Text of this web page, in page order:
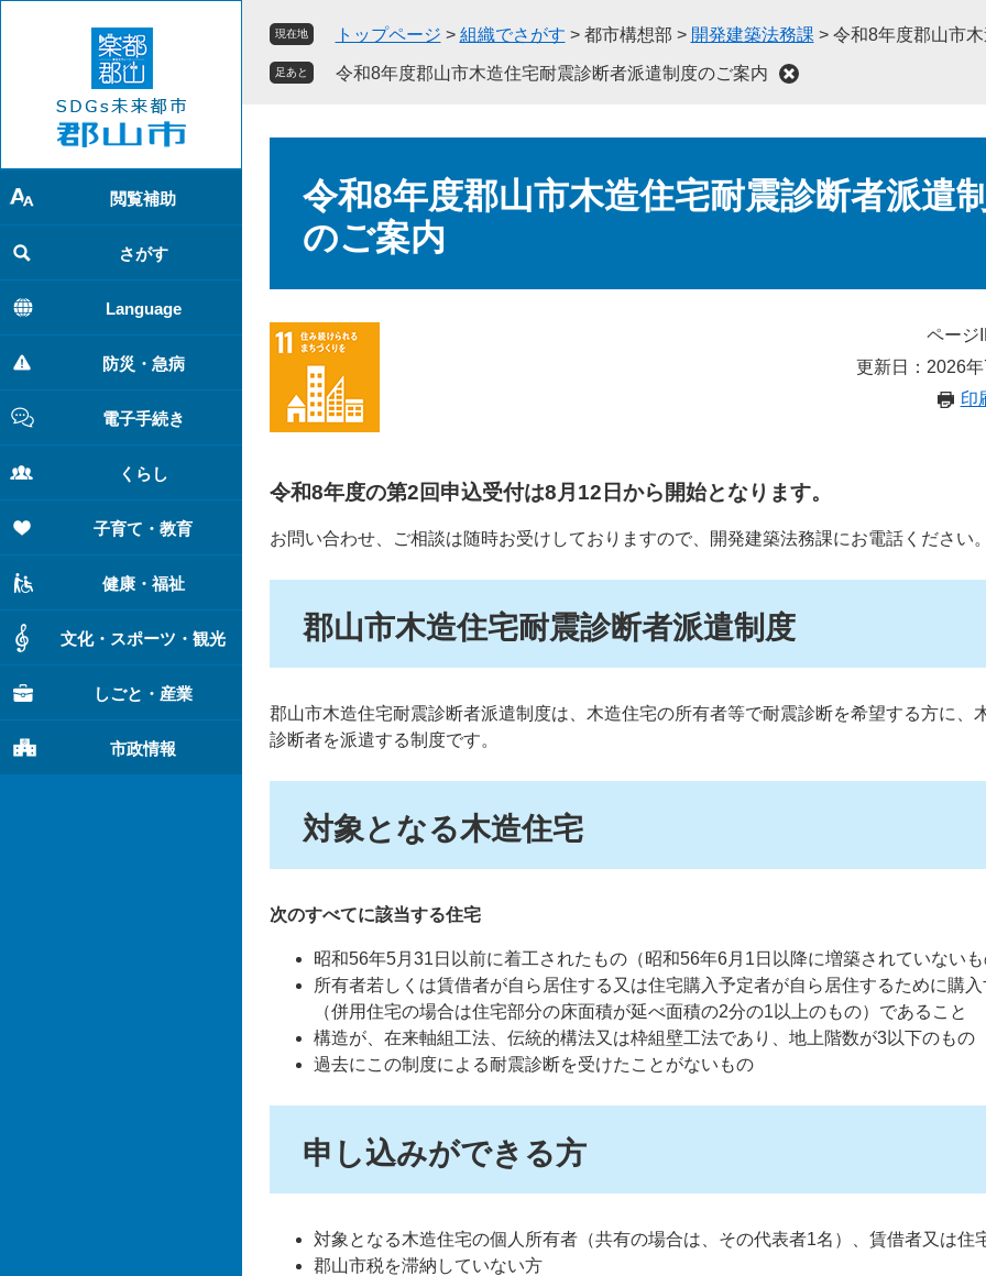
で
す
。
ば
し
て
本
文
へ
閲覧補助
さがす
Language
防災・急病
電子手続き
くらし
子育て・教育
健康・福祉
文化・スポーツ・観光
しごと・産業
市政情報
現在地 トップページ > 組織でさがす > 都市構想部 > 開発建築法務課 > 令和8年度郡山市
足あと 令和8年度郡山市木造住宅耐震診断者派遣制度のご案内
令和8年度郡山市木造住宅耐震診断者派遣
のご案内
ページ
更新日：2026
印
令和8年度の第2回申込受付は8月12日から開始となります。
お問い合わせ、ご相談は随時お受けしておりますので、開発建築法務課にお電話ください
郡山市木造住宅耐震診断者派遣制度
郡山市木造住宅耐震診断者派遣制度は、木造住宅の所有者等で耐震診断を希望する方に、
診断者を派遣する制度です。
対象となる木造住宅
次のすべてに該当する住宅
昭和56年5月31日以前に着工されたもの（昭和56年6月1日以降に増築されていない
所有者若しくは賃借者が自ら居住する又は住宅購入予定者が自ら居住するために購
（併用住宅の場合は住宅部分の床面積が延べ面積の2分の1以上のもの）であること
構造が、在来軸組工法、伝統的構法又は枠組壁工法であり、地上階数が3以下のもの
過去にこの制度による耐震診断を受けたことがないもの
申し込みができる方
対象となる木造住宅の個人所有者（共有の場合は、その代表者1名）、賃借者又は住
郡山市税を滞納していない方